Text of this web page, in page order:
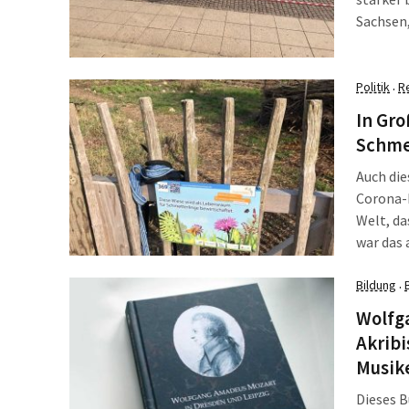
Politik·
In
Auch
Welt,
war das
Bildung ·
Dieses